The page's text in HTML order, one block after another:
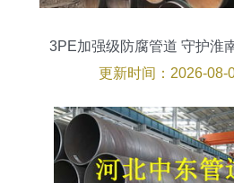
3PE加强级防腐管道 守护淮
更新时间：2026-08-